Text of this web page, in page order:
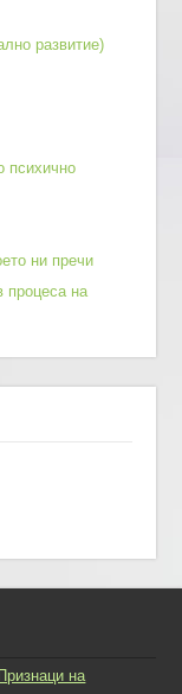
развитие)
психично
ни пречи
процеса на
Признаци на